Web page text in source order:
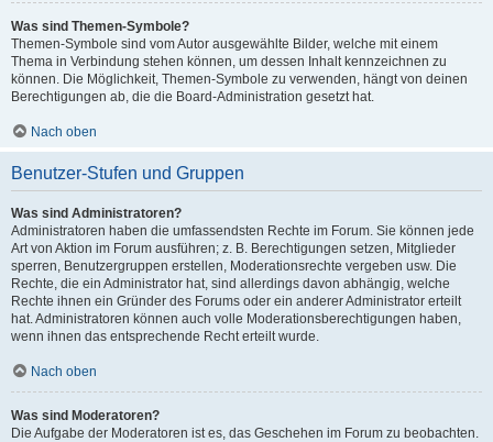
Was sind Themen-Symbole?
Themen-Symbole sind vom Autor ausgewählte Bilder, welche mit einem
Thema in Verbindung stehen können, um dessen Inhalt kennzeichnen zu
können. Die Möglichkeit, Themen-Symbole zu verwenden, hängt von deinen
Berechtigungen ab, die die Board-Administration gesetzt hat.
Nach oben
Benutzer-Stufen und Gruppen
Was sind Administratoren?
Administratoren haben die umfassendsten Rechte im Forum. Sie können jede
Art von Aktion im Forum ausführen; z. B. Berechtigungen setzen, Mitglieder
sperren, Benutzergruppen erstellen, Moderationsrechte vergeben usw. Die
Rechte, die ein Administrator hat, sind allerdings davon abhängig, welche
Rechte ihnen ein Gründer des Forums oder ein anderer Administrator erteilt
hat. Administratoren können auch volle Moderationsberechtigungen haben,
wenn ihnen das entsprechende Recht erteilt wurde.
Nach oben
Was sind Moderatoren?
Die Aufgabe der Moderatoren ist es, das Geschehen im Forum zu beobachten.